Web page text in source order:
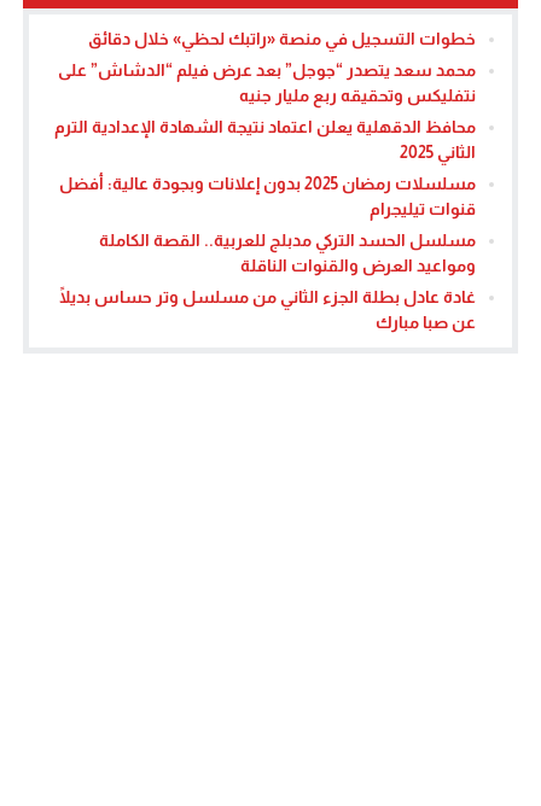
خطوات التسجيل في منصة «راتبك لحظي» خلال دقائق
محمد سعد يتصدر “جوجل” بعد عرض فيلم “الدشاش” على
نتفليكس وتحقيقه ربع مليار جنيه
محافظ الدقهلية يعلن اعتماد نتيجة الشهادة الإعدادية الترم
الثاني 2025
مسلسلات رمضان 2025 بدون إعلانات وبجودة عالية: أفضل
قنوات تيليجرام
مسلسل الحسد التركي مدبلج للعربية.. القصة الكاملة
ومواعيد العرض والقنوات الناقلة
غادة عادل بطلة الجزء الثاني من مسلسل وتر حساس بديلًا
عن صبا مبارك